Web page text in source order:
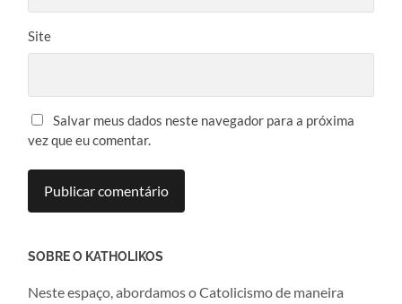
Site
Salvar meus dados neste navegador para a próxima
vez que eu comentar.
SOBRE O KATHOLIKOS
Neste espaço, abordamos o Catolicismo de maneira